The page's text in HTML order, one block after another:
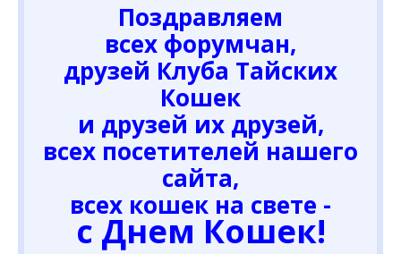
Поздравляем
всех форумчан,
друзей Клуба Тайских
Кошек
и друзей их друзей,
всех посетителей нашего
сайта,
всех кошек на свете -
с Днем Кошек!